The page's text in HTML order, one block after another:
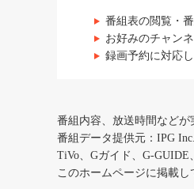
番組表の閲覧・
お好みのチャン
録画予約に対応
番組内容、放送時間などが
番組データ提供元：IPG Inc.
TiVo、Gガイド、G-GUIDE
このホームページに掲載し